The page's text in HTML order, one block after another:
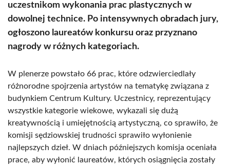
uczestnikom wykonania prac plastycznych w
dowolnej technice. Po intensywnych obradach jury,
ogłoszono laureatów konkursu oraz przyznano
nagrody w różnych kategoriach.
W plenerze powstało 66 prac, które odzwierciedlały
różnorodne spojrzenia artystów na tematykę związana z
budynkiem Centrum Kultury. Uczestnicy, reprezentujący
wszystkie kategorie wiekowe, wykazali się dużą
kreatywnością i umiejętnością artystyczną, co sprawiło, że
komisji sędziowskiej trudności sprawiło wyłonienie
najlepszych dzieł. W dniach późniejszych komisja oceniała
prace, aby wyłonić laureatów, których osiągnięcia zostały